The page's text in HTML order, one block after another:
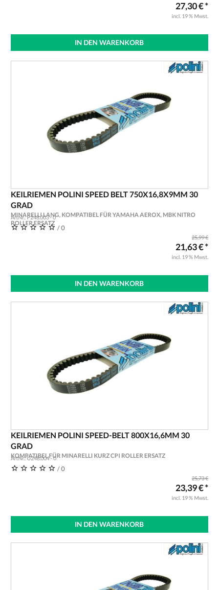
27,30 € *
incl. 19 % Mwst.
IN DEN WARENKORB
KEILRIEMEN POLINI SPEED BELT 750X16,8X9MM 30
GRAD
MINARELLI LANG, KOMPATIBEL FÜR YAMAHA AEROX, MBK NITRO
ROLLER ERSATZ
ArtNr.: P248.003 - 0
/ 0
25,99 €
21,63 € *
incl. 19 % Mwst.
IN DEN WARENKORB
KEILRIEMEN POLINI SPEED-BELT 800X16,6MM 30
GRAD
KOMPATIBEL FÜR MINARELLI KURZ CPI ROLLER ERSATZ
ArtNr.: U248.004 - 0
/ 0
25,73 €
23,39 € *
incl. 19 % Mwst.
IN DEN WARENKORB